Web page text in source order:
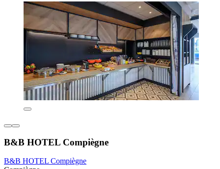
B&B HOTEL Compiègne
B&B HOTEL Compiègne